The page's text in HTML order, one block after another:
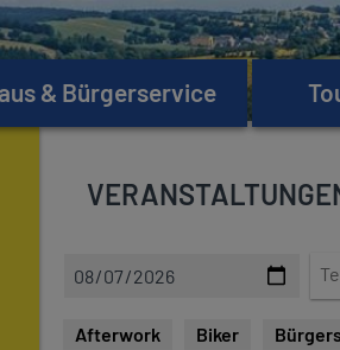
& Bürgerservice
t
Afterwork Biker